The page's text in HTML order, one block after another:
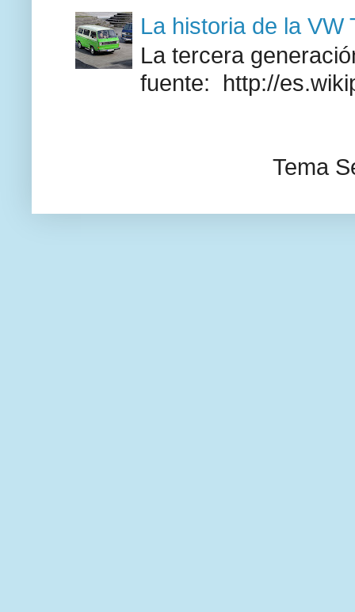
La historia de la
La tercera
fuente: http://
Tema